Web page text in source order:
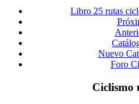
Libro 25 rutas
Nuevo
Foro
Ciclismo